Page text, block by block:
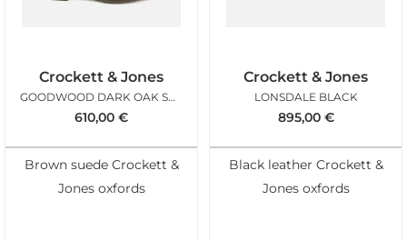
Crockett & Jones
GOODWOOD DARK OAK SUEDE
610,00 €
Brown suede Crockett &
Jones oxfords
Crockett & Jones
LONSDALE BLACK
895,00 €
Black leather Crockett &
Jones oxfords